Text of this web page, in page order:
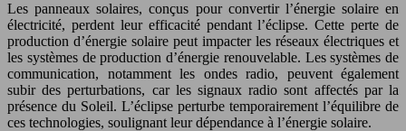
Les panneaux solaires, conçus pour convertir l’énergie solaire en
électricité, perdent leur efficacité pendant l’éclipse. Cette perte de
production d’énergie solaire peut impacter les réseaux électriques et
les systèmes de production d’énergie renouvelable. Les systèmes de
communication, notamment les ondes radio, peuvent également
subir des perturbations, car les signaux radio sont affectés par la
présence du Soleil. L’éclipse perturbe temporairement l’équilibre de
ces technologies, soulignant leur dépendance à l’énergie solaire.